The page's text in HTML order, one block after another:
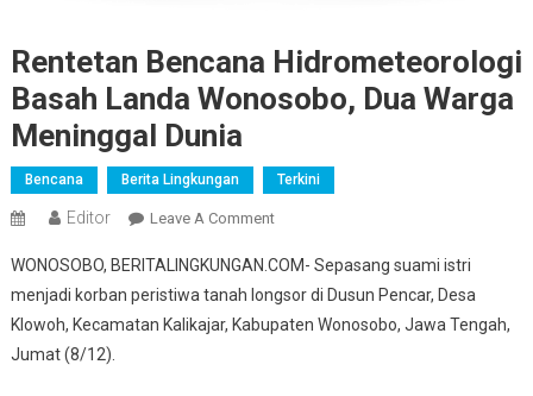
Rentetan Bencana Hidrometeorologi
Basah Landa Wonosobo, Dua Warga
Meninggal Dunia
Bencana Berita Lingkungan Terkini
Editor Leave A CommentOn
Bencana
Hidrometeorologi
Basah
WONOSOBO, BERITALINGKUNGAN.COM- Sepasang suami istri
menjadi korban peristiwa tanah longsor di Dusun Pencar, Desa
Klowoh, Kecamatan Kalikajar, Kabupaten Wonosobo, Jawa Tengah,
Jumat (8/12).